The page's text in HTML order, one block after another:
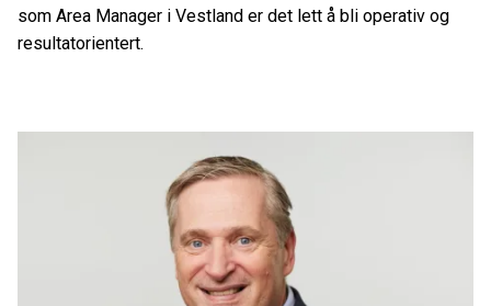
som Area Manager i Vestland er det lett å bli operativ og
resultatorientert.